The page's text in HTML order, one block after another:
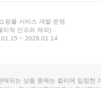
핑몰 서비스 개발·운영
리적 인프라 제외)
~ 2028.01.14
매되는 상품 중에는 컬리에 입점한